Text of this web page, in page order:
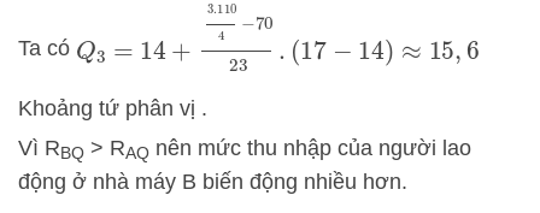
Ta có
3.1104−70
Khoảng tứ phân vị .
Vì R BQ > RAQ nên mức thu nhập của người lao
động ở nhà máy B biến động nhiều hơn.